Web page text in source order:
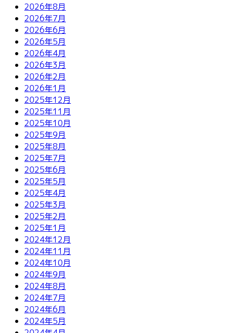
2026年8月
2026年7月
2026年6月
2026年5月
2026年4月
2026年3月
2026年2月
2026年1月
2025年12月
2025年11月
2025年10月
2025年9月
2025年8月
2025年7月
2025年6月
2025年5月
2025年4月
2025年3月
2025年2月
2025年1月
2024年12月
2024年11月
2024年10月
2024年9月
2024年8月
2024年7月
2024年6月
2024年5月